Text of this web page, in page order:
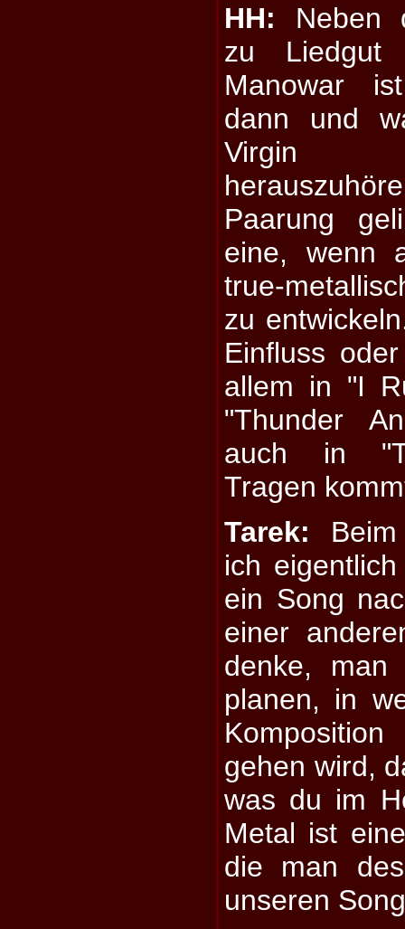
HH: Neben
zu Liedgut
Manowar
dann und
Virgin
Paarung
eine, wenn
true-
zu
Einfluss
allem in "I
"Thunder
auch in
Tragen
Tarek:
ich
ein Song
einer
denke, man
planen, in
gehen wird,
was du im
Metal ist
die man
unseren